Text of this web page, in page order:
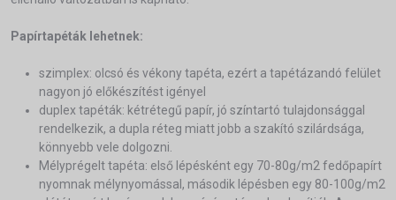
Papírtapéták lehetnek:
szimplex: olcsó és vékony tapéta, ezért a tapétázandó felület
nagyon jó előkészítést igényel
duplex tapéták: kétrétegű papír, jó színtartó tulajdonsággal
rendelkezik, a dupla réteg miatt jobb a szakító szilárdsága,
könnyebb vele dolgozni.
Mélyprégelt tapéta: első lépésként egy 70-80g/m2 fedőpapírt
nyomnak mélynyomással, második lépésben egy 80-100g/m2